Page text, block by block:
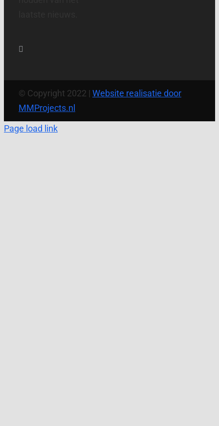
© Copyright 2022 | Website realisatie door
MMProjects.nl
Page load link